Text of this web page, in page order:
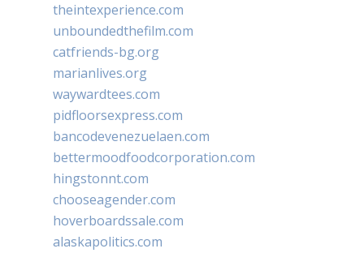
theintexperience.com
unboundedthefilm.com
catfriends-bg.org
marianlives.org
waywardtees.com
pidfloorsexpress.com
bancodevenezuelaen.com
bettermoodfoodcorporation.com
hingstonnt.com
chooseagender.com
hoverboardssale.com
alaskapolitics.com